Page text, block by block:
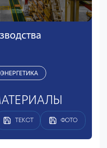
ТЕКСТ ФОТО